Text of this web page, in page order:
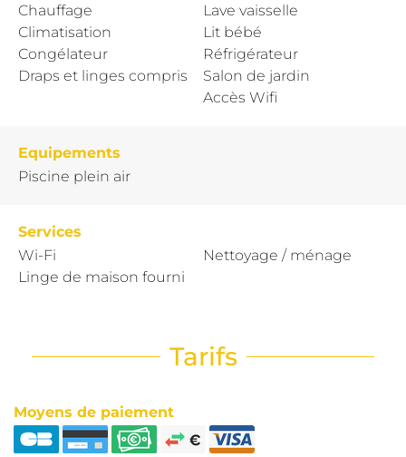
Chauffage
Climatisation
Congélateur
Draps et linges compris
Lave vaisselle
Lit bébé
Réfrigérateur
Salon de jardin
Accès Wifi
Equipements
Piscine plein air
Services
Wi-Fi
Linge de maison fourni
Nettoyage / ménage
Tarifs
Moyens de paiement